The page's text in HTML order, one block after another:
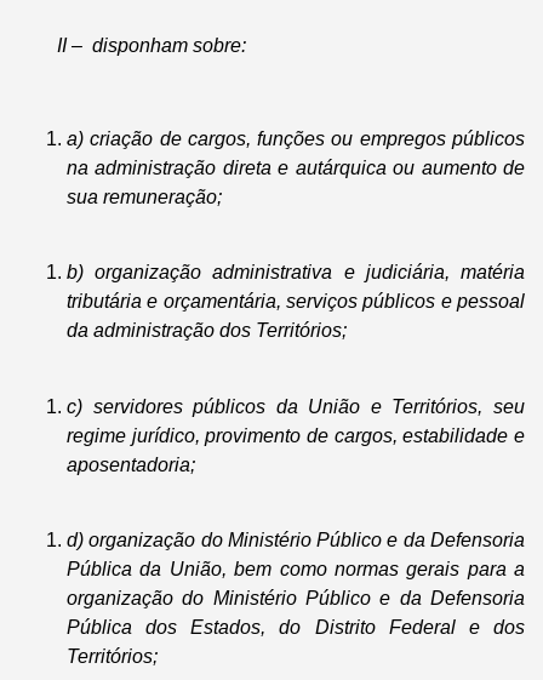
II – disponham sobre:
a) criação de cargos, funções ou empregos públicos
na administração direta e autárquica ou aumento de
sua remuneração;
b) organização administrativa e judiciária, matéria
tributária e orçamentária, serviços públicos e pessoal
da administração dos Territórios;
c) servidores públicos da União e Territórios, seu
regime jurídico, provimento de cargos, estabilidade e
aposentadoria;
d) organização do Ministério Público e da Defensoria
Pública da União, bem como normas gerais para a
organização do Ministério Público e da Defensoria
Pública dos Estados, do Distrito Federal e dos
Territórios;